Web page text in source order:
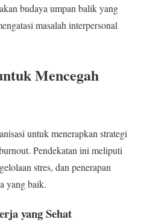
budaya umpan balik yang
masalah interpersonal
Mencegah
untuk menerapkan strategi
Pendekatan ini meliputi
stres, dan penerapan
yang baik.
yang Sehat